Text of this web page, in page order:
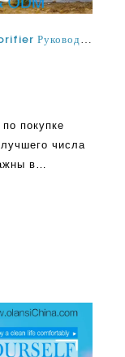
числа
от его
нерешительны
Китая из-